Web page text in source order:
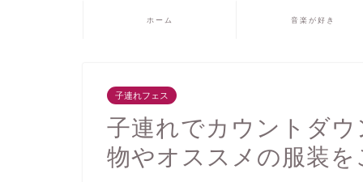
ホーム 音楽が好き
子連れフェス
子連れでカウントダ
物やオススメの服装を